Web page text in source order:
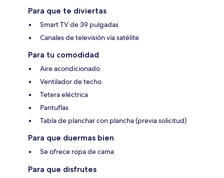
Para que te diviertas
Smart TV de 39 pulgadas
Canales de televisión vía satélite
Para tu comodidad
Aire acondicionado
Ventilador de techo
Tetera eléctrica
Pantuflas
Tabla de planchar con plancha (previa solicitud)
Para que duermas bien
Se ofrece ropa de cama
Para que disfrutes